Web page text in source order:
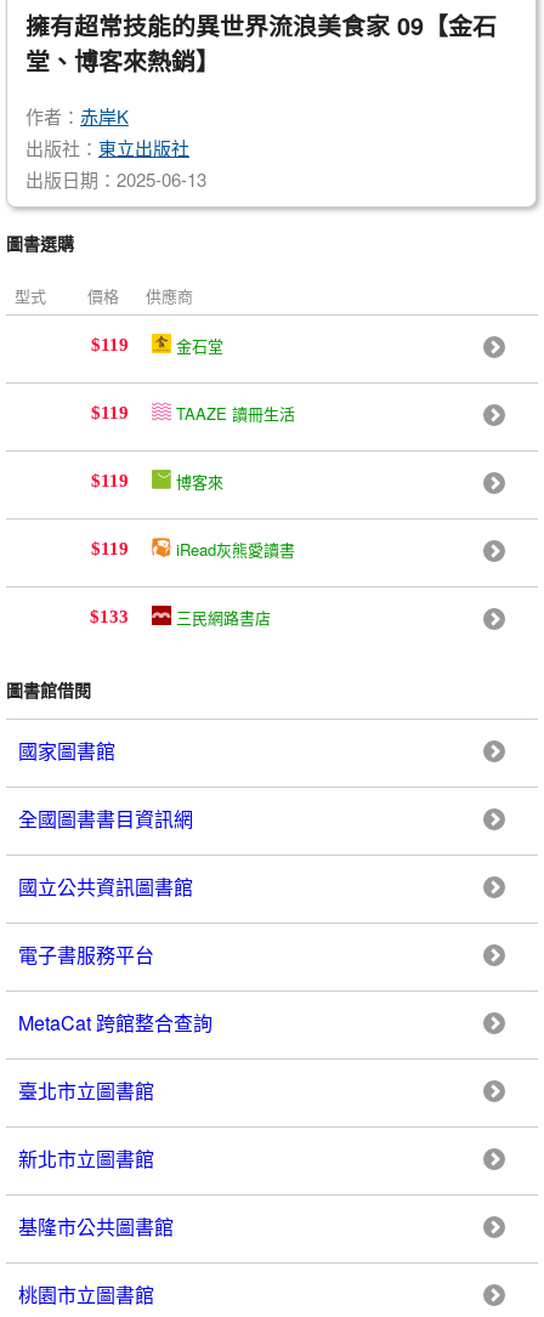
擁有超常技能的異世界流浪美食家 09【金石
堂、博客來熱銷】
作者： 赤岸K
出版社： 東立出版社
出版日期：2025-06-13
圖書選購
型式 價格 供應商
$119 金石堂
$119 TAAZE 讀冊生活
$119 博客來
$119 iRead灰熊愛讀書
$133 三民網路書店
圖書館借閱
國家圖書館
全國圖書書目資訊網
國立公共資訊圖書館
電子書服務平台
MetaCat 跨館整合查詢
臺北市立圖書館
新北市立圖書館
基隆市公共圖書館
桃園市立圖書館